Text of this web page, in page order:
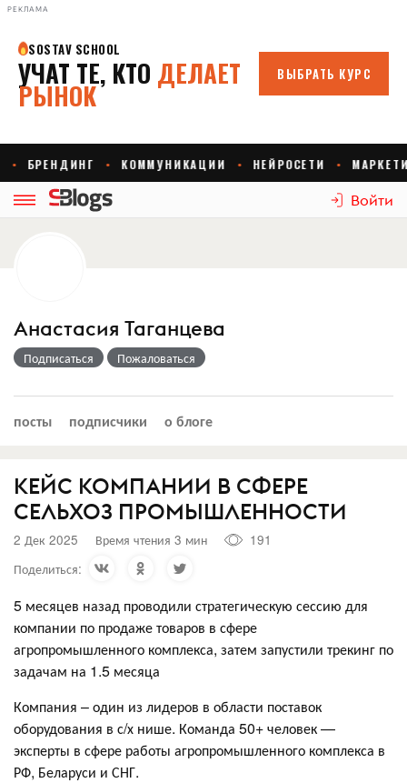
РЕКЛАМА
Войти
Анастасия Таганцева
Подписаться Пожаловаться
посты подписчики о блоге
КЕЙС КОМПАНИИ В СФЕРЕ
СЕЛЬХОЗ ПРОМЫШЛЕННОСТИ
2 Дек 2025 Время чтения 3 мин
191
Поделиться:
5 месяцев назад проводили стратегическую сессию для
компании по продаже товаров в сфере
агропромышленного комплекса, затем запустили трекинг по
задачам на 1.5 месяца
Компания – один из лидеров в области поставок
оборудования в с/х нише. Команда 50+ человек —
эксперты в сфере работы агропромышленного комплекса в
РФ, Беларуси и СНГ.